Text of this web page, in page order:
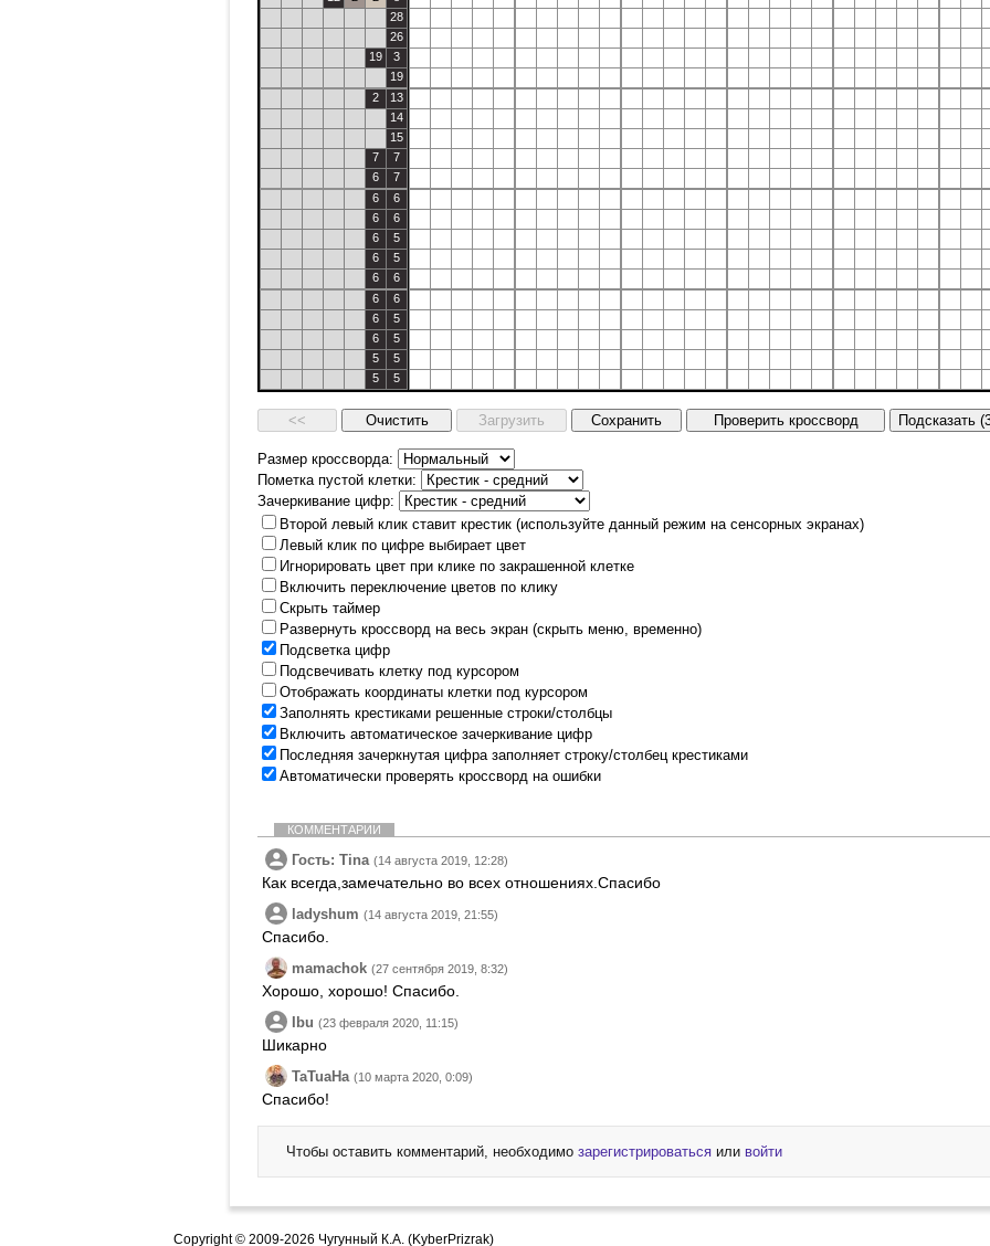
28
26
19
3
19
2
13
14
15
7
7
6
7
6
6
6
6
6
5
6
5
6
6
6
6
6
5
6
5
5
5
5
5
Размер кроссворда:
Пометка пустой клетки:
Зачеркивание цифр:
Второй левый клик ставит крестик (используйте данный режим на сенсорных экранах)
Левый клик по цифре выбирает цвет
Игнорировать цвет при клике по закрашенной клетке
Включить переключение цветов по клику
Скрыть таймер
Развернуть кроссворд на весь экран (скрыть меню, временно)
Подсветка цифр
Подсвечивать клетку под курсором
Отображать координаты клетки под курсором
Заполнять крестиками решенные строки/столбцы
Включить автоматическое зачеркивание цифр
Последняя зачеркнутая цифра заполняет строку/столбец крестиками
Автоматически проверять кроссворд на ошибки
КОММЕНТАРИИ
Гость: Tina (14 августа 2019, 12:28)
Как всегда,замечательно во всех отношениях.Спасибо
ladyshum (14 августа 2019, 21:55)
Спасибо.
mamachok (27 сентября 2019, 8:32)
Хорошо, хорошо! Спасибо.
Ibu (23 февраля 2020, 11:15)
Шикарно
TaTuaHa (10 марта 2020, 0:09)
Спасибо!
Чтобы оставить комментарий, необходимо зарегистрироваться или войти
Copyright © 2009-2026 Чугунный К.А. (KyberPrizrak)